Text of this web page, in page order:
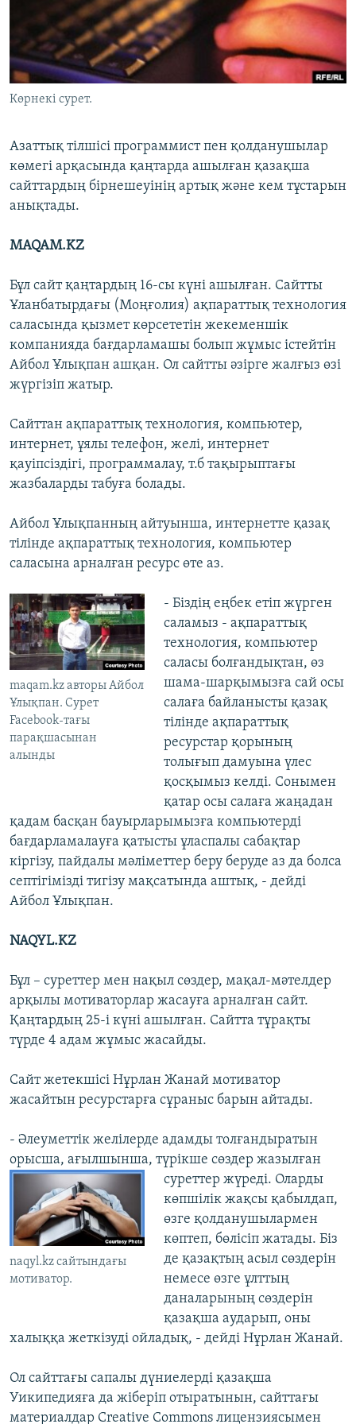
ЖАЗЫЛЫҢЫЗ
Басқа тілдерде
Көрнекі сурет.
Азаттық тілшісі программист пен қолданушылар
көмегі арқасында қаңтарда ашылған қазақша
сайттардың бірнешеуінің артық және кем тұстарын
анықтады.
MAQAM.KZ
Бұл сайт қаңтардың 16-сы күні ашылған. Сайтты
Ұланбатырдағы (Моңғолия) ақпараттық технология
саласында қызмет көрсететін жекеменшік
компанияда бағдарламашы болып жұмыс істейтін
Айбол Ұлықпан ашқан. Ол сайтты әзірге жалғыз өзі
жүргізіп жатыр.
Сайттан ақпараттық технология, компьютер,
интернет, ұялы телефон, желі, интернет
қауіпсіздігі, программалау, т.б тақырыптағы
жазбаларды табуға болады.
Айбол Ұлықпанның айтуынша, интернетте қазақ
тілінде ақпараттық технология, компьютер
саласына арналған ресурс өте аз.
maqam.kz авторы Айбол
Ұлықпан. Сурет
Facebook-тағы
парақшасынан
алынды
- Біздің еңбек етіп жүрген
саламыз - ақпараттық
технология, компьютер
саласы болғандықтан, өз
шама-шарқымызға сай осы
салаға байланысты қазақ
тілінде ақпараттық
ресурстар қорының
толығып дамуына үлес
қосқымыз келді. Сонымен
қатар осы салаға жаңадан
қадам басқан бауырларымызға компьютерді
бағдарламалауға қатысты ұласпалы сабақтар
кіргізу, пайдалы мәліметтер беру беруде аз да болса
септігімізді тигізу мақсатында аштық, - дейді
Айбол Ұлықпан.
NAQYL.KZ
Бұл – суреттер мен нақыл сөздер, мақал-мәтелдер
арқылы мотиваторлар жасауға арналған сайт.
Қаңтардың 25-і күні ашылған. Сайтта тұрақты
түрде 4 адам жұмыс жасайды.
Сайт жетекшісі Нұрлан Жанай мотиватор
жасайтын ресурстарға сұраныс барын айтады.
​- Әлеуметтік желілерде адамды толғандыратын
орысша, ағылшынша, түрікше
naqyl.kz сайтындағы
мотиватор.
cөздер жазылған
суреттер жүреді. Оларды
көпшілік жақсы қабылдап,
өзге қолданушылармен
көптеп, бөлісіп жатады. Біз
де қазақтың асыл сөздерін
немесе өзге ұлттың
даналарының сөздерін
қазақша аударып, оны
халыққа жеткізуді ойладық, - дейді Нұрлан Жанай.
Ол сайттағы сапалы дүниелерді қазақша
Уикипедияға да жіберіп отыратынын, сайттағы
материалдар Creative Commons лицензиясымен